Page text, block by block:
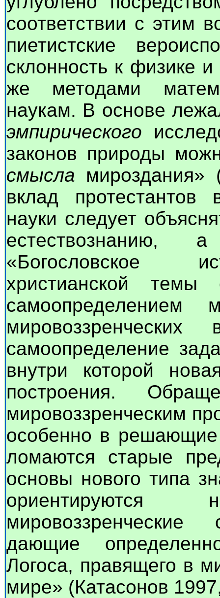
соответствии с этим
пиетистские
склонность к физике
же методами
наукам. В основе
эмпирического
законов природы
смысла
вклад протестантов
науки следует
естествознанию,
«Богословское
христианской
самоопределением
самоопределение
внутри которой
построения.
мировоззренческим
особенно в решающие
ломаются старые
основы нового типа
дающие
Логоса, правящего в
мире» (Катасонов